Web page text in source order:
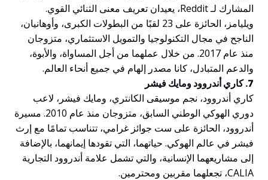
المشارك لـ Reddit، يعيدان تعريف معنى الثنائي القوي.
ويليامز، الحائزة على 23 لقبًا من البطولات الكبرى، وأوهانيان،
الناجح في مجال التكنولوجيا والتمويل الاستثماري، متزوجان
منذ عام 2017. من خلال عملهما من أجل المساواة، والأبوة،
والدعم المتبادل، كانا مصدر إلهام في جميع أنحاء العالم.
7. كاري أندروود ومايك فيشر
كاري أندروود، نجم موسيقى الكانتري، ومايك فيشر، لاعب
دوري الهوكي الوطني السابق، متزوجان منذ عام 2010. مسيرة
أندروود، الحائزة على ست جوائز غرامي، تتناسب تمامًا مع إرث
فيشر في عالم الهوكي. حياتهما، التي تقودها إيمانهما، بالإضافة
إلى مشاريعهما الإنسانية، والتي تشمل علامة أندروود التجارية
CALIA، تجعلهما مقربين ومحترمين.